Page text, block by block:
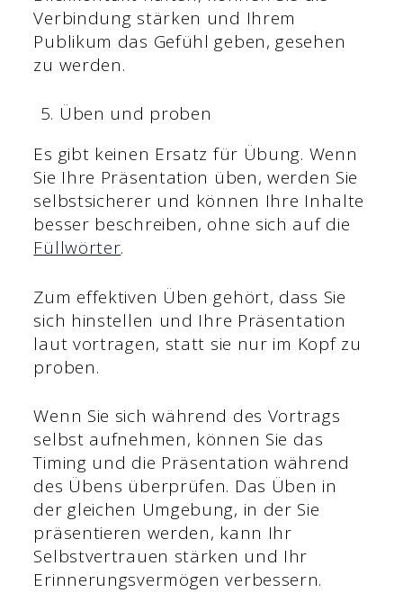
Verbindung stärken und Ihrem
Publikum das Gefühl geben, gesehen
zu werden.
Üben und proben
Es gibt keinen Ersatz für Übung. Wenn
Sie Ihre Präsentation üben, werden Sie
selbstsicherer und können Ihre Inhalte
besser beschreiben, ohne sich auf die
Füllwörter.
Zum effektiven Üben gehört, dass Sie
sich hinstellen und Ihre Präsentation
laut vortragen, statt sie nur im Kopf zu
proben.
Wenn Sie sich während des Vortrags
selbst aufnehmen, können Sie das
Timing und die Präsentation während
des Übens überprüfen. Das Üben in
der gleichen Umgebung, in der Sie
präsentieren werden, kann Ihr
Selbstvertrauen stärken und Ihr
Erinnerungsvermögen verbessern.